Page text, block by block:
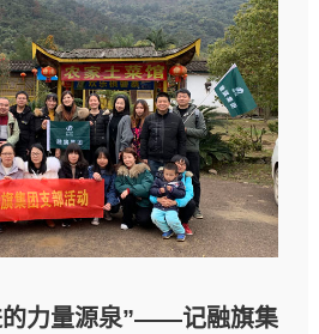
的力量源泉”——记融旗集